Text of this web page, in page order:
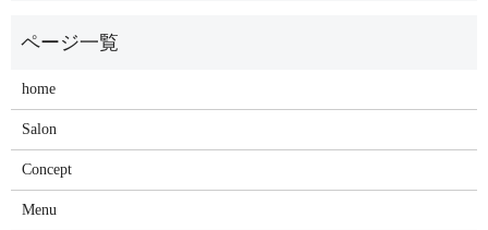
home
Salon
Concept
Menu